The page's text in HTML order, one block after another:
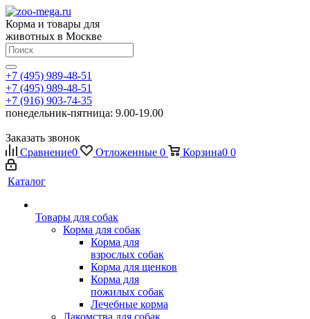
Корма и товары для
животных в Москве
+7 (495) 989-48-51
+7 (495) 989-48-51
+7 (916) 903-74-35
понедельник-пятница: 9.00-19.00
Заказать звонок
Сравнение0 Отложенные 0 Корзина0 0
Каталог
Товары для собак
Корма для собак
Корма для
взрослых собак
Корма для щенков
Корма для
пожилых собак
Лечебные корма
Лакомства для собак